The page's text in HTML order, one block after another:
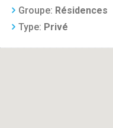
Groupe: Résidences
Type: Privé